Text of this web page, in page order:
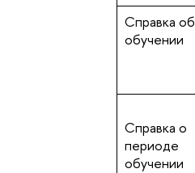
Справка об
обучении
Справка о
периоде
обучении